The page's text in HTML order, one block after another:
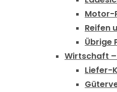
Motor-
Reifen
Übrige
Wirtschaft –
Liefer-